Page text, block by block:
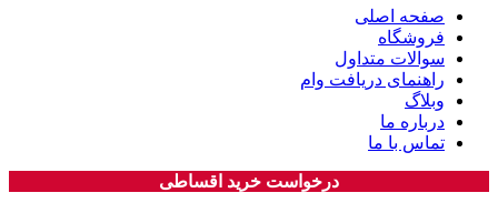
صفحه اصلی
فروشگاه
سوالات متداول
راهنمای دریافت وام
وبلاگ
درباره ما
تماس با ما
درخواست خرید اقساطی